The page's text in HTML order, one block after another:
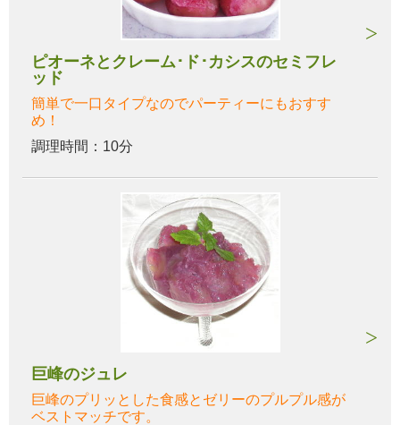
ピオーネとクレーム･ド･カシスのセミフレ
ッド
簡単で一口タイプなのでパーティーにもおすす
め！
調理時間：10分
巨峰のジュレ
巨峰のプリッとした食感とゼリーのプルプル感が
ベストマッチです。